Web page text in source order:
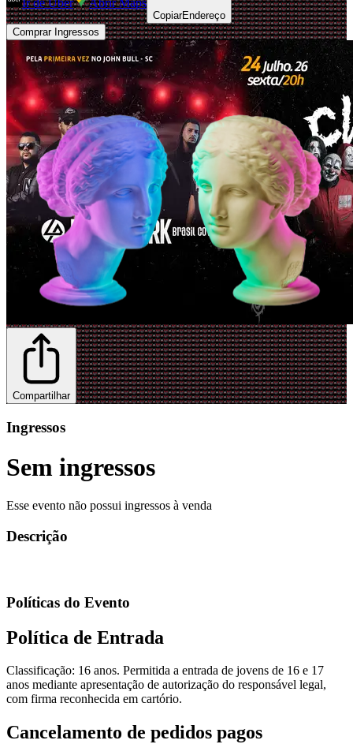
CopiarEndereço
Comprar Ingressos
Compartilhar
Ingressos
Sem ingressos
Esse evento não possui ingressos à venda
Descrição
Políticas do Evento
Política de Entrada
Classificação: 16 anos. Permitida a entrada de jovens de 16 e 17
anos mediante apresentação de autorização do responsável legal,
com firma reconhecida em cartório.
Cancelamento de pedidos pagos